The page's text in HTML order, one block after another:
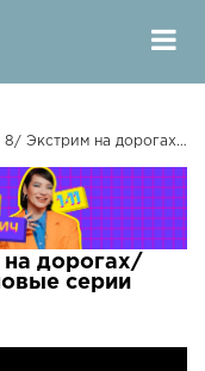
дорогах/ Эксперимент для девочек
дорогах/
серии